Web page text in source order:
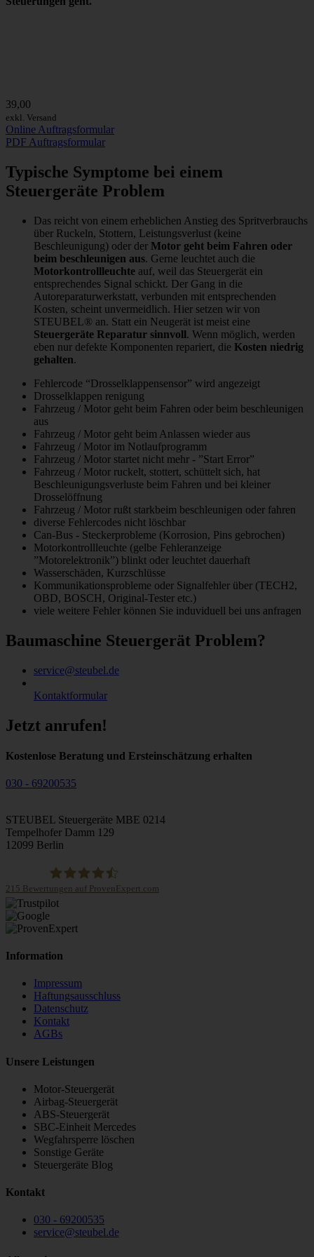
39,00
exkl. Versand
Online Auftragsformular
PDF Auftragsformular
Typische Symptome bei einem
Steuergeräte Problem
Das reicht von einem erheblichen Anstieg des Spritverbrauchs
über Ruckeln, Stottern, Leistungsverlust (keine
Beschleunigung) oder der Motor geht beim Fahren oder
beim beschleunigen aus. Gerne leuchtet auch die
Motorkontrollleuchte auf, weil das Steuergerät ein
entsprechendes Signal schickt. Der Gang in die
Autoreparaturwerkstatt, verbunden mit entsprechenden
Kosten, scheint unvermeidlich. Hier setzen wir von
STEUBEL® an. Statt ein Neugerät ist meist eine
Steuergeräte Reparatur sinnvoll. Wenn möglich, werden
eben nur defekte Komponenten repariert, die Kosten niedrig
gehalten.
Fehlercode “Drosselklappensensor” wird angezeigt
Drosselklappen renigung
Fahrzeug / Motor geht beim Fahren oder beim beschleunigen
aus
Fahrzeug / Motor geht beim Anlassen wieder aus
Fahrzeug / Motor im Notlaufprogramm
Fahrzeug / Motor startet nicht mehr - ”Start Error”
Fahrzeug / Motor ruckelt, stottert, schüttelt sich, hat
Beschleunigungsverluste beim Fahren und bei kleiner
Drosselöffnung
Fahrzeug / Motor rußt starkbeim beschleunigen oder fahren
diverse Fehlercodes nicht löschbar
Can-Bus - Steckerprobleme (Korrosion, Pins gebrochen)
Motorkontrollleuchte (gelbe Fehleranzeige
”Motorelektronik”) blinkt oder leuchtet dauerhaft
Wasserschäden, Kurzschlüsse
Kommunikationsprobleme oder Signalfehler über (TECH2,
OBD, BOSCH, Original-Tester etc.)
viele weitere Fehler können Sie induviduell bei uns anfragen
Baumaschine Steuergerät Problem?
service@steubel.de
Kontaktformular
Jetzt anrufen!
Kostenlose Beratung und Ersteinschätzung erhalten
030 - 69200535
STEUBEL Steuergeräte MBE 0214
Tempelhofer Damm 129
12099 Berlin
STEUBEL Steuergeräte Annahme Filiale MBE 0214
215 Bewertungen auf ProvenExpert.com
Information
Impressum
Haftungsausschluss
Datenschutz
Kontakt
AGBs
Unsere Leistungen
Motor-Steuergerät
Airbag-Steuergerät
ABS-Steuergerät
SBC-Einheit Mercedes
Wegfahrsperre löschen
Sonstige Geräte
Steuergeräte Blog
Kontakt
030 - 69200535
service@steubel.de